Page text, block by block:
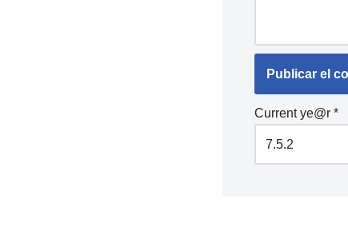
Current ye@r *